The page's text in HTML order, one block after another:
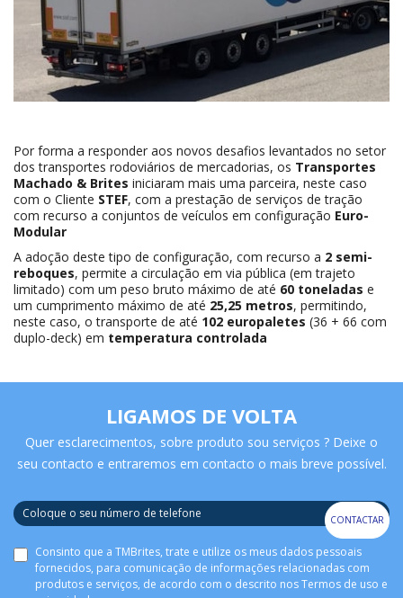
Por forma a responder aos novos desafios levantados no setor
dos transportes rodoviários de mercadorias, os Transportes
Machado & Brites iniciaram mais uma parceira, neste caso
com o Cliente STEF, com a prestação de serviços de tração
com recurso a conjuntos de veículos em configuração Euro-
Modular
A adoção deste tipo de configuração, com recurso a 2 semi-
reboques, permite a circulação em via pública (em trajeto
limitado) com um peso bruto máximo de até 60 toneladas e
um cumprimento máximo de até 25,25 metros, permitindo,
neste caso, o transporte de até 102 europaletes (36 + 66 com
duplo-deck) em temperatura controlada
LIGAMOS DE VOLTA
Quer esclarecimentos, sobre produto sou serviços ? Deixe o
seu contacto e entraremos em contacto o mais breve possível.
Consinto que a TMBrites, trate e utilize os meus dados pessoais
fornecidos, para comunicação de informações relacionadas com
produtos e serviços, de acordo com o descrito nosTermos de uso e
CONTACTAR